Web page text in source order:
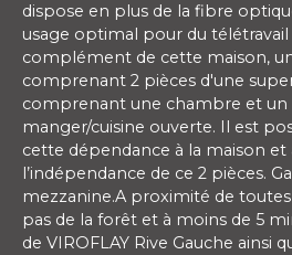
dispose en plus de la fibre
usage optimal pour du
complément de cette maison,
comprenant 2 pièces d'une
comprenant une chambre et un
manger/cuisine ouverte. Il est
cette dépendance à la maison
l’indépendance de ce 2 pièces.
mezzanine.A proximité de
pas de la forêt et à moins de 5
de VIROFLAY Rive Gauche ainsi